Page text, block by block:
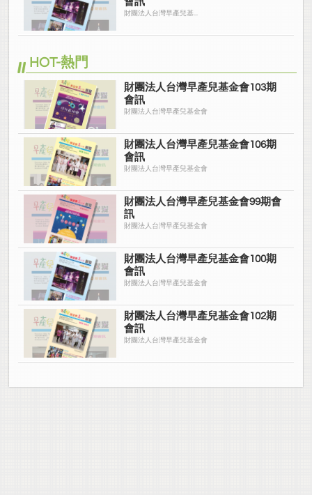
財團法人台灣早產兒基...
HOT-熱門
財團法人台灣早產兒基金會103期
會訊
財團法人台灣早產兒基金會
財團法人台灣早產兒基金會106期
會訊
財團法人台灣早產兒基金會
財團法人台灣早產兒基金會99期會
訊
財團法人台灣早產兒基金會
財團法人台灣早產兒基金會100期
會訊
財團法人台灣早產兒基金會
財團法人台灣早產兒基金會102期
會訊
財團法人台灣早產兒基金會